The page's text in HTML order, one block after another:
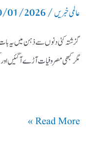
عالمی خبریں/
01/2026
گزشتہ کئی دنوں سے ذہن میں یہ
مگر کبھی مصروفیات آڑے آ گئیں
Read More »